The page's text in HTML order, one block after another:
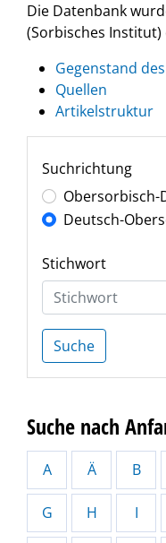
Die Datenbank
(Sorbisches
Gegenstand
Quellen
Artikelstruktur
Suchrichtung
Obersorbisch-
Deutsch-
Stichwort
Suche
Suche nach
A Ä B
G H I